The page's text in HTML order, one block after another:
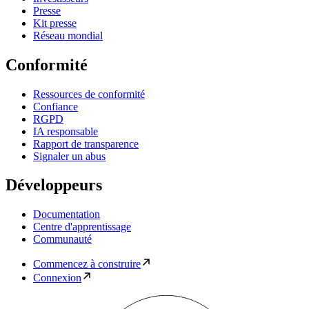
Presse
Kit presse
Réseau mondial
Conformité
Ressources de conformité
Confiance
RGPD
IA responsable
Rapport de transparence
Signaler un abus
Développeurs
Documentation
Centre d'apprentissage
Communauté
Commencez à construire
Connexion